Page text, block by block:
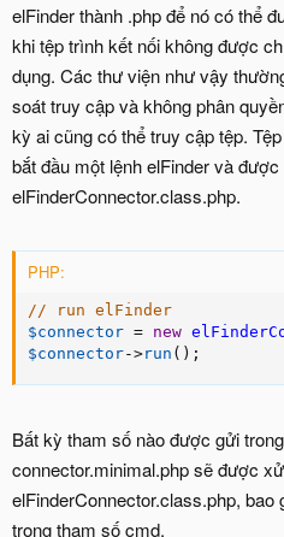
elFinder thành .php để nó có thể
khi tệp trình kết nối không được
dụng. Các thư viện như vậy
soát truy cập và không phân
kỳ ai cũng có thể truy cập tệp.
bắt đầu một lệnh elFinder và
elFinderConnector.class.php.
PHP:
// run elFinder
$connector = new
$connector->run ( ) ;
Bất kỳ tham số nào được gửi
connector.minimal.php sẽ được
elFinderConnector.class.php,
trong tham số cmd.